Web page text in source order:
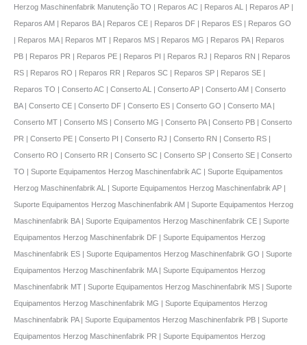
Herzog Maschinenfabrik Manutenção TO | Reparos AC | Reparos AL | Reparos AP |
Reparos AM | Reparos BA | Reparos CE | Reparos DF | Reparos ES | Reparos GO
| Reparos MA | Reparos MT | Reparos MS | Reparos MG | Reparos PA | Reparos
PB | Reparos PR | Reparos PE | Reparos PI | Reparos RJ | Reparos RN | Reparos
RS | Reparos RO | Reparos RR | Reparos SC | Reparos SP | Reparos SE |
Reparos TO | Conserto AC | Conserto AL | Conserto AP | Conserto AM | Conserto
BA | Conserto CE | Conserto DF | Conserto ES | Conserto GO | Conserto MA |
Conserto MT | Conserto MS | Conserto MG | Conserto PA | Conserto PB | Conserto
PR | Conserto PE | Conserto PI | Conserto RJ | Conserto RN | Conserto RS |
Conserto RO | Conserto RR | Conserto SC | Conserto SP | Conserto SE | Conserto
TO | Suporte Equipamentos Herzog Maschinenfabrik AC | Suporte Equipamentos
Herzog Maschinenfabrik AL | Suporte Equipamentos Herzog Maschinenfabrik AP |
Suporte Equipamentos Herzog Maschinenfabrik AM | Suporte Equipamentos Herzog
Maschinenfabrik BA | Suporte Equipamentos Herzog Maschinenfabrik CE | Suporte
Equipamentos Herzog Maschinenfabrik DF | Suporte Equipamentos Herzog
Maschinenfabrik ES | Suporte Equipamentos Herzog Maschinenfabrik GO | Suporte
Equipamentos Herzog Maschinenfabrik MA | Suporte Equipamentos Herzog
Maschinenfabrik MT | Suporte Equipamentos Herzog Maschinenfabrik MS | Suporte
Equipamentos Herzog Maschinenfabrik MG | Suporte Equipamentos Herzog
Maschinenfabrik PA | Suporte Equipamentos Herzog Maschinenfabrik PB | Suporte
Equipamentos Herzog Maschinenfabrik PR | Suporte Equipamentos Herzog